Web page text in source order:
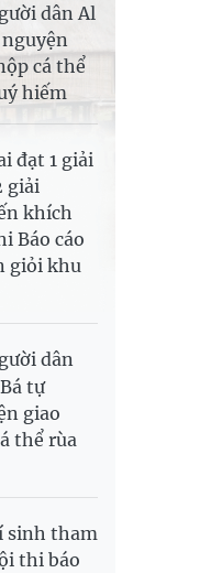
dân Al
cá thể
hiếm
đạt 1 giải
giải
khích
Báo cáo
giỏi khu
dân
tự
giao
thể rùa
sinh tham
thi báo